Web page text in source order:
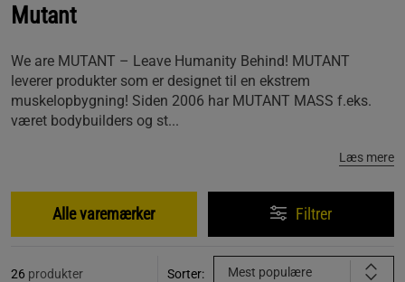
Mutant
We are MUTANT – Leave Humanity Behind! MUTANT
leverer produkter som er designet til en ekstrem
muskelopbygning! Siden 2006 har MUTANT MASS f.eks.
været bodybuilders og st...
Læs mere
Alle varemærker Filtrer
26 produkter Sorter: Mest populære